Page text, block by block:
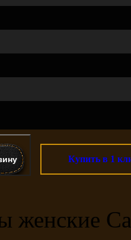
Купить в 1
женские